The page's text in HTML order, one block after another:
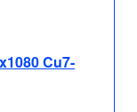
Cu7-